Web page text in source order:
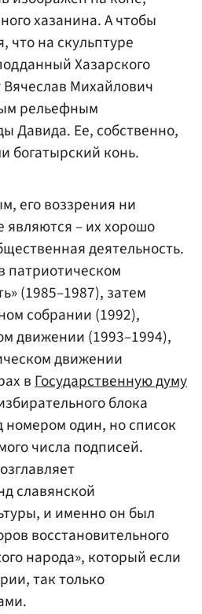
хазанина. А чтобы
что на скульптуре
Хазарского
Вячеслав Михайлович
рельефным
Давида. Ее, собственно,
богатырский конь.
его воззрения ни
являются – их хорошо
деятельность.
патриотическом
(1985–1987), затем
собрании (1992),
движении (1993–1994),
движении
вГосударственную думу
блока
номером один, но список
числа подписей.
славянской
и именно он был
восстановительного
народа», который если
так только